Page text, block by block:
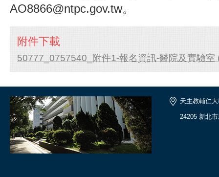
AO8866@ntpc.gov.tw。
附件下載
50777_0757540_附件1-報名資訊-醫院及實驗室
天主教輔仁
24205 新北